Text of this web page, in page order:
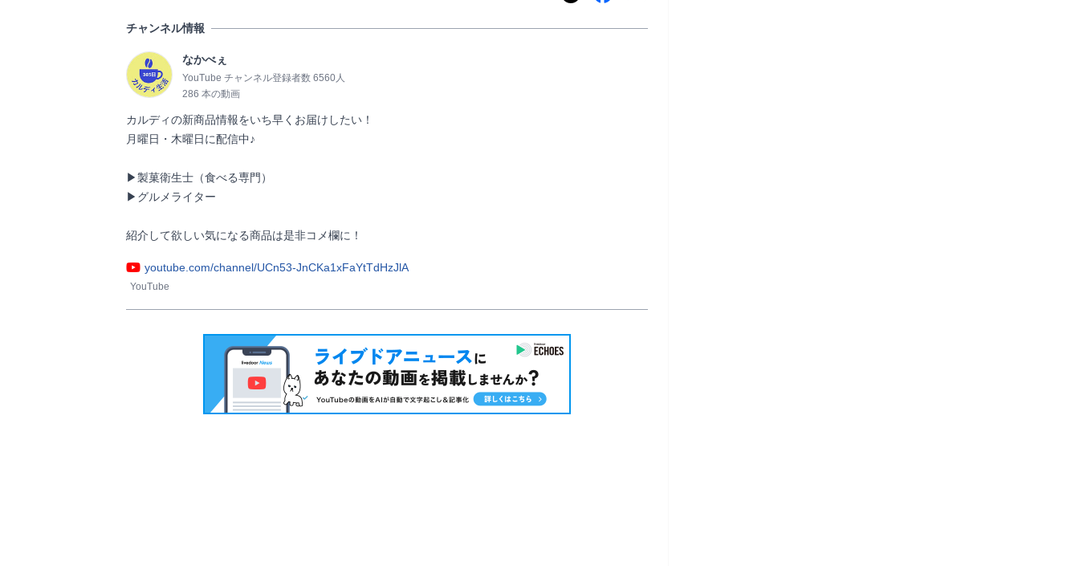
チャンネル情報
なかべぇ
YouTube チャンネル登録者数 6560人
286 本の動画
カルディの新商品情報をいち早くお届けしたい！
月曜日・木曜日に配信中♪
▶製菓衛生士（食べる専門）
▶グルメライター
紹介して欲しい気になる商品は是非コメ欄に！
youtube.com/channel/UCn53-JnCKa1xFaYtTdHzJlA
YouTube